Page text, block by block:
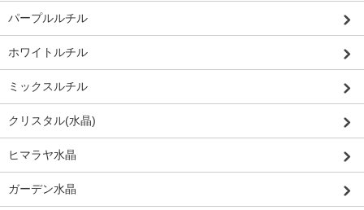
パープルルチル
ホワイトルチル
ミックスルチル
クリスタル(水晶)
ヒマラヤ水晶
ガーデン水晶